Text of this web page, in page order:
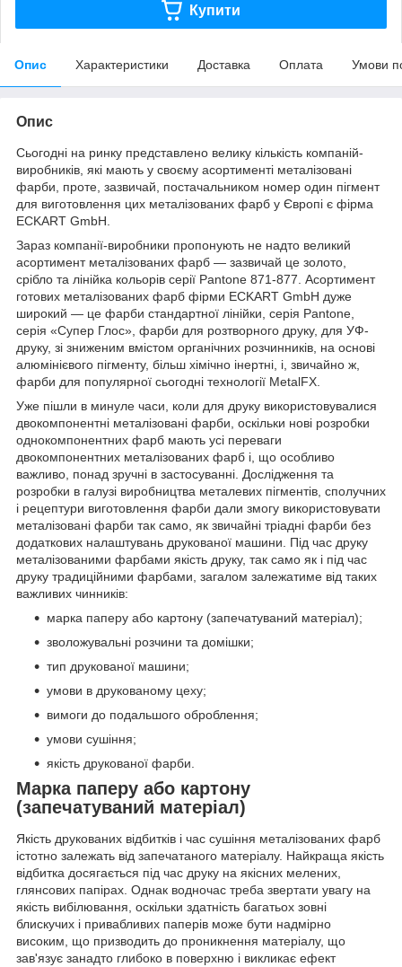
Купити
Опис Характеристики Доставка Оплата Умови
Опис
Сьогодні на ринку представлено велику кількість компаній-
виробників, які мають у своєму асортименті металізовані
фарби, проте, зазвичай, постачальником номер один пігмент
для виготовлення цих металізованих фарб у Європі є фірма
ECKART GmbH.
Зараз компанії-виробники пропонують не надто великий
асортимент металізованих фарб — зазвичай це золото,
срібло та лінійка кольорів серії Pantone 871-877. Асортимент
готових металізованих фарб фірми ECKART GmbH дуже
широкий — це фарби стандартної лінійки, серія Pantone,
серія «Супер Глос», фарби для розтворного друку, для УФ-
друку, зі зниженим вмістом органічних розчинників, на основі
алюмінієвого пігменту, більш хімічно інертні, і, звичайно ж,
фарби для популярної сьогодні технології MetalFX.
Уже пішли в минуле часи, коли для друку використовувалися
двокомпонентні металізовані фарби, оскільки нові розробки
однокомпонентних фарб мають усі переваги
двокомпонентних металізованих фарб і, що особливо
важливо, понад зручні в застосуванні. Дослідження та
розробки в галузі виробництва металевих пігментів, сполучних
і рецептури виготовлення фарби дали змогу використовувати
металізовані фарби так само, як звичайні тріадні фарби без
додаткових налаштувань друкованої машини. Під час друку
металізованими фарбами якість друку, так само як і під час
друку традиційними фарбами, загалом залежатиме від таких
важливих чинників:
марка паперу або картону (запечатуваний матеріал);
зволожувальні розчини та домішки;
тип друкованої машини;
умови в друкованому цеху;
вимоги до подальшого оброблення;
умови сушіння;
якість друкованої фарби.
Марка паперу або картону
(запечатуваний матеріал)
Якість друкованих відбитків і час сушіння металізованих фарб
істотно залежать від запечатаного матеріалу. Найкраща якість
відбитка досягається під час друку на якісних мелених,
глянсових папірах. Однак водночас треба звертати увагу на
якість вибілювання, оскільки здатність багатьох зовні
блискучих і привабливих паперів може бути надмірно
високим, що призводить до проникнення матеріалу, що
зав'язує занадто глибоко в поверхню і викликає ефект